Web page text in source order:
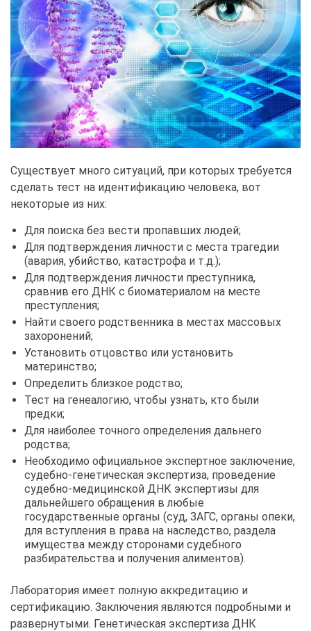
Существует много ситуаций, при которых требуется
сделать тест на идентификацию человека, вот
некоторые из них:
Для поиска без вести пропавших людей;
Для подтверждения личности с места трагедии
(авария, убийство, катастрофа и т.д.);
Для подтверждения личности преступника,
сравнив его ДНК с биоматериалом на месте
преступления;
Найти своего родственника в местах массовых
захоронений;
Установить отцовство или установить
материнство;
Определить близкое родство;
Тест на генеалогию, чтобы узнать, кто были
предки;
Для наиболее точного определения дальнего
родства;
Необходимо официальное экспертное заключение,
судебно-генетическая экспертиза, проведение
судебно-медицинской ДНК экспертизы для
дальнейшего обращения в любые
государственные органы (суд, ЗАГС, органы опеки,
для вступления в права на наследство, раздела
имущества между сторонами судебного
разбирательства и получения алиментов).
Лаборатория имеет полную аккредитацию и
сертификацию. Заключения являются подробными и
развернутыми. Генетическая экспертиза ДНК